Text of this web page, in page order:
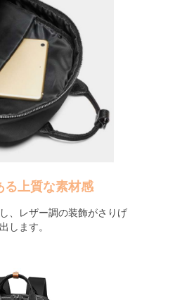
る上質な素材感
、レザー調の装飾がさりげ
します。